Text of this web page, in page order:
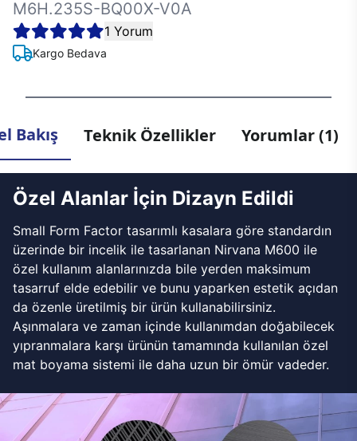
M6H.235S-BQ00X-V0A
1 Yorum
Kargo Bedava
Bakış Teknik Özellikler Yorumlar (1)
Özel Alanlar İçin Dizayn Edildi
Small Form Factor tasarımlı kasalara göre standardın
üzerinde bir incelik ile tasarlanan Nirvana M600 ile
özel kullanım alanlarınızda bile yerden maksimum
tasarruf elde edebilir ve bunu yaparken estetik açıdan
da özenle üretilmiş bir ürün kullanabilirsiniz.
Aşınmalara ve zaman içinde kullanımdan doğabilecek
yıpranmalara karşı ürünün tamamında kullanılan özel
mat boyama sistemi ile daha uzun bir ömür vadeder.